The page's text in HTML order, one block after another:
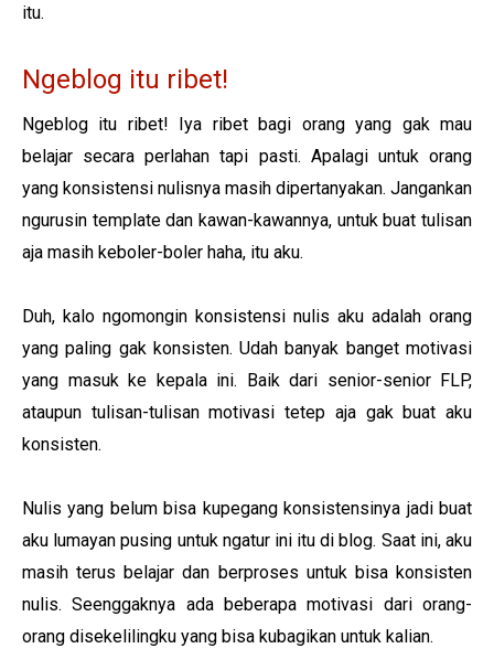
itu.
Ngeblog itu ribet!
Ngeblog itu ribet! Iya ribet bagi orang yang gak mau
belajar secara perlahan tapi pasti. Apalagi untuk orang
yang konsistensi nulisnya masih dipertanyakan. Jangankan
ngurusin template dan kawan-kawannya, untuk buat tulisan
aja masih keboler-boler haha, itu aku.
Duh, kalo ngomongin konsistensi nulis aku adalah orang
yang paling gak konsisten. Udah banyak banget motivasi
yang masuk ke kepala ini. Baik dari senior-senior FLP,
ataupun tulisan-tulisan motivasi tetep aja gak buat aku
konsisten.
Nulis yang belum bisa kupegang konsistensinya jadi buat
aku lumayan pusing untuk ngatur ini itu di blog. Saat ini, aku
masih terus belajar dan berproses untuk bisa konsisten
nulis. Seenggaknya ada beberapa motivasi dari orang-
orang disekelilingku yang bisa kubagikan untuk kalian.